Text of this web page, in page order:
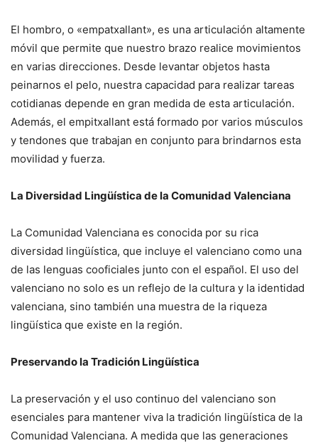
El hombro, o «empatxallant», es una articulación altamente
móvil que permite que nuestro brazo realice movimientos
en varias direcciones. Desde levantar objetos hasta
peinarnos el pelo, nuestra capacidad para realizar tareas
cotidianas depende en gran medida de esta articulación.
Además, el empitxallant está formado por varios músculos
y tendones que trabajan en conjunto para brindarnos esta
movilidad y fuerza.
La Diversidad Lingüística de la Comunidad Valenciana
La Comunidad Valenciana es conocida por su rica
diversidad lingüística, que incluye el valenciano como una
de las lenguas cooficiales junto con el español. El uso del
valenciano no solo es un reflejo de la cultura y la identidad
valenciana, sino también una muestra de la riqueza
lingüística que existe en la región.
Preservando la Tradición Lingüística
La preservación y el uso continuo del valenciano son
esenciales para mantener viva la tradición lingüística de la
Comunidad Valenciana. A medida que las generaciones